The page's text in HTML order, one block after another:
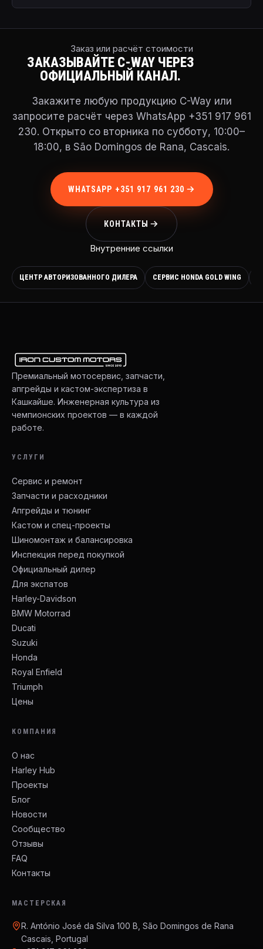
Заказ или расчёт стоимости
ЗАКАЗЫВАЙТЕ C-WAY ЧЕРЕЗ
ОФИЦИАЛЬНЫЙ КАНАЛ.
Закажите любую продукцию C-Way или
запросите расчёт через WhatsApp +351 917 961
230. Открыто со вторника по субботу, 10:00–
18:00, в São Domingos de Rana, Cascais.
WHATSAPP +351 917 961 230
КОНТАКТЫ
Внутренние ссылки
ЦЕНТР АВТОРИЗОВАННОГО ДИЛЕРА СЕРВИС HONDA GOLD WING
Премиальный мотосервис, запчасти,
апгрейды и кастом-экспертиза в
Кашкайше. Инженерная культура из
чемпионских проектов — в каждой
работе.
УСЛУГИ
Сервис и ремонт
Запчасти и расходники
Апгрейды и тюнинг
Кастом и спец-проекты
Шиномонтаж и балансировка
Инспекция перед покупкой
Официальный дилер
Для экспатов
Harley-Davidson
BMW Motorrad
Ducati
Suzuki
Honda
Royal Enfield
Triumph
Цены
КОМПАНИЯ
О нас
Harley Hub
Проекты
Блог
Новости
Сообщество
Отзывы
FAQ
Контакты
МАСТЕРСКАЯ
R. António José da Silva 100 B, São Domingos de Rana
Cascais, Portugal